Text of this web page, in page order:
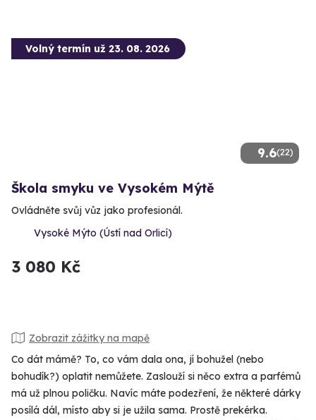
9.6(22)
Volný termín už 23. 08. 2026
Škola smyku ve Vysokém Mýtě
Ovládněte svůj vůz jako profesionál.
Vysoké Mýto (Ústí nad Orlicí)
3 080 Kč
Zobrazit zážitky na mapě
Co dát mámě? To, co vám dala ona, jí bohužel (nebo
bohudík?) oplatit nemůžete. Zaslouží si něco extra a parfémů
má už plnou poličku. Navíc máte podezření, že některé dárky
posílá dál, místo aby si je užila sama. Prostě prekérka.